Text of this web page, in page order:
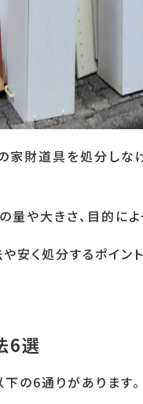
財道具を処分しな
量や大きさ、目的に
安く処分するポイン
6選
下の6通りがあります。